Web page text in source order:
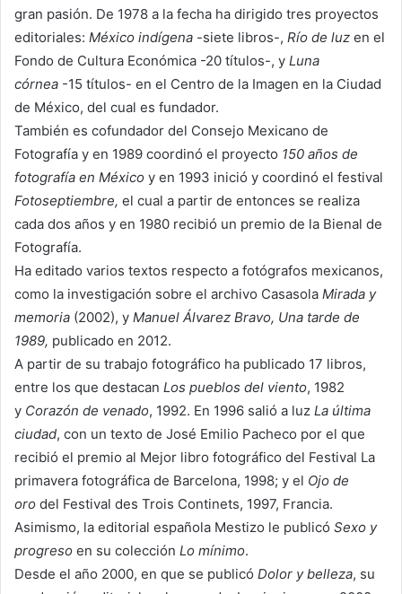
gran pasión. De 1978 a la fecha ha dirigido tres proyectos
editoriales: México indígena -siete libros-, Río de luz en el
Fondo de Cultura Económica -20 títulos-, y Luna
córnea -15 títulos- en el Centro de la Imagen en la Ciudad
de México, del cual es fundador.
También es cofundador del Consejo Mexicano de
Fotografía y en 1989 coordinó el proyecto 150 años de
fotografía en México y en 1993 inició y coordinó el festival
Fotoseptiembre, el cual a partir de entonces se realiza
cada dos años y en 1980 recibió un premio de la Bienal de
Fotografía.
Ha editado varios textos respecto a fotógrafos mexicanos,
como la investigación sobre el archivo Casasola Mirada y
memoria (2002), y Manuel Álvarez Bravo, Una tarde de
1989, publicado en 2012.
A partir de su trabajo fotográfico ha publicado 17 libros,
entre los que destacan Los pueblos del viento, 1982
y Corazón de venado, 1992. En 1996 salió a luz La última
ciudad, con un texto de José Emilio Pacheco por el que
recibió el premio al Mejor libro fotográfico del Festival La
primavera fotográfica de Barcelona, 1998; y el Ojo de
oro del Festival des Trois Continets, 1997, Francia.
Asimismo, la editorial española Mestizo le publicó Sexo y
progreso en su colección Lo mínimo.
Desde el año 2000, en que se publicó Dolor y belleza, su